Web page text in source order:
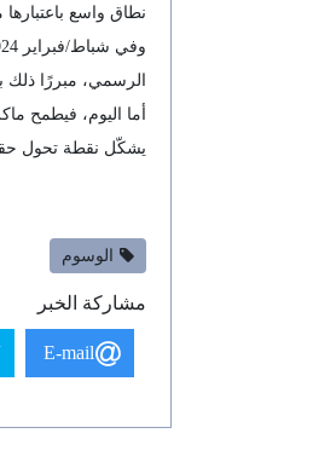
نطاق واسع
الرسمي، مبررًا ذلك
أما اليوم، فيطمح
يشكّل نقطة تحول
الوسوم
مشاركة الخبر
E-mail